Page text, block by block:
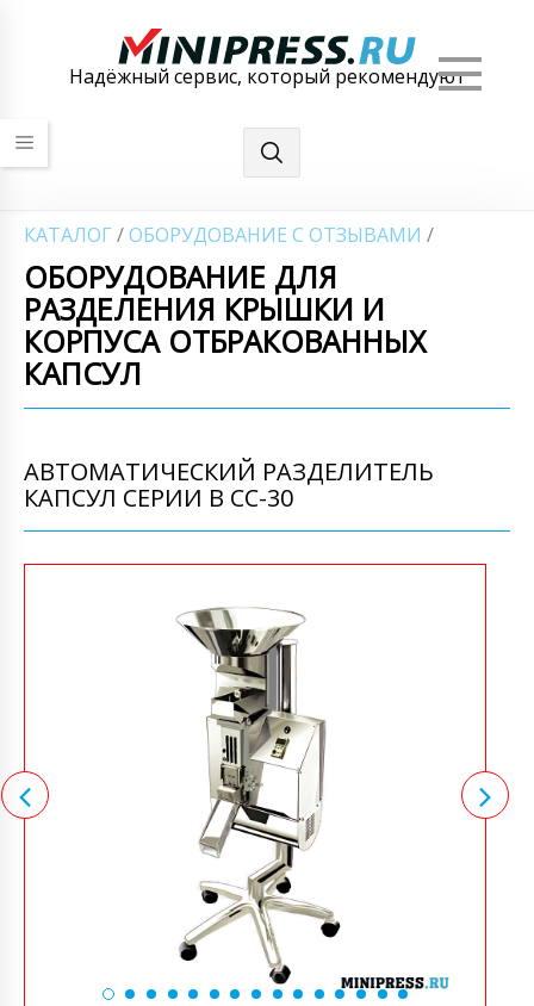
Надёжный сервис, который рекомендуют
КАТАЛОГ /ОБОРУДОВАНИЕ С ОТЗЫВАМИ /
ОБОРУДОВАНИЕ ДЛЯ
РАЗДЕЛЕНИЯ КРЫШКИ И
КОРПУСА ОТБРАКОВАННЫХ
КАПСУЛ
АВТОМАТИЧЕСКИЙ РАЗДЕЛИТЕЛЬ
КАПСУЛ СЕРИИ B CC-30